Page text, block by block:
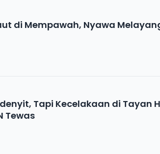
di Mempawah, Nyawa
Tapi Kecelakaan di Tayan
Tewas